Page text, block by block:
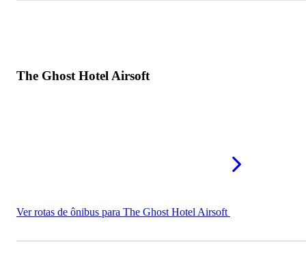
The Ghost Hotel Airsoft
Ver rotas de ônibus para The Ghost Hotel Airsoft